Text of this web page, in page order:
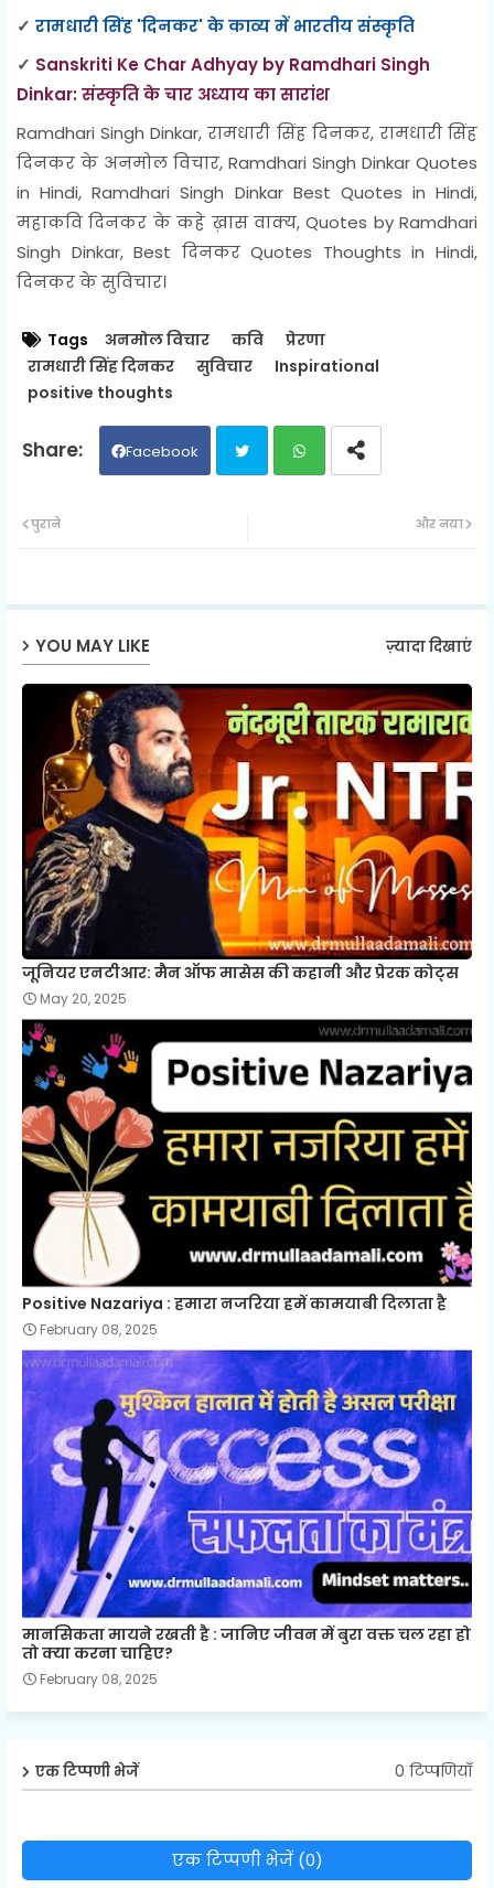
✓ रामधारी सिंह 'दिनकर' के काव्य में भारतीय संस्कृति
✓ Sanskriti Ke Char Adhyay by Ramdhari Singh
Dinkar: संस्कृति के चार अध्याय का सारांश
Ramdhari Singh Dinkar, रामधारी सिंह दिनकर, रामधारी सिंह
दिनकर के अनमोल विचार, Ramdhari Singh Dinkar Quotes
in Hindi, Ramdhari Singh Dinkar Best Quotes in Hindi,
महाकवि दिनकर के कहे ख़ास वाक्य, Quotes by Ramdhari
Singh Dinkar, Best दिनकर Quotes Thoughts in Hindi,
दिनकर के सुविचार।
Tags अनमोल विचार कवि
प्रेरणा
रामधारी सिंह दिनकर
सुविचार
Inspirational
positive thoughts
Facebook
ap
और नया
पुराने
YOU MAY LIKE ज़्यादा दिखाएं
जूनियर एनटीआर: मैन ऑफ मासेस की कहानी और प्रेरक कोट्स
May 20, 2025
Positive Nazariya : हमारा नजरिया हमें कामयाबी दिलाता है
February 08, 2025
मानसिकता मायने रखती है : जानिए जीवन में बुरा वक्त चल रहा हो
तो क्या करना चाहिए?
February 08, 2025
एक टिप्पणी भेजें 0 टिप्पणियाँ
एक टिप्पणी भेजें (0)